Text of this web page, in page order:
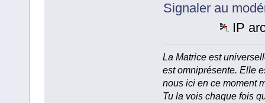
Signaler au
IP
La Matrice est
est omniprésente. Elle
nous ici en ce moment
Tu la vois chaque fois